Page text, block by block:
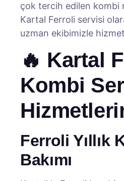
çok tercih edilen kombi
Kartal Ferroli servisi
uzman ekibimizle
🔥 Kartal
Kombi
Ferroli Yıllık
Bakımı